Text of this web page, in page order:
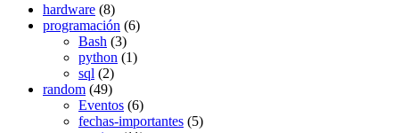
hardware (8)
programación (6)
Bash (3)
python (1)
sql (2)
random (49)
Eventos (6)
fechas-importantes (5)